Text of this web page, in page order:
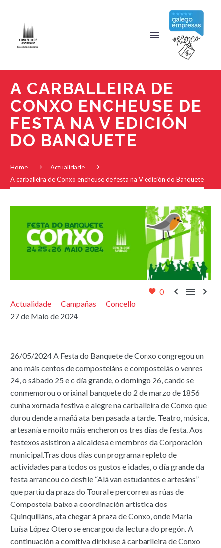
A CARBALLEIRA DE
CONXO ENCHEUSE DE
FESTA NA V EDICIÓN
DO BANQUETE
Home
Actualidade
A carballeira de Conxo encheuse de festa na V edición do Banquete
0   
Actualidade Campañas
Concello
27 de Maio de 2024
26/05/2024 A Festa do Banquete de Conxo congregou un
ano máis centos de composteláns e compostelás o venres
24, o sábado 25 e o día grande, o domingo 26, cando se
conmemorou o orixinal banquete do 2 de marzo de 1856
cunha xornada festiva e alegre na carballeira de Conxo que
durou dende a mañá ata ben pasada a tarde. Teatro, música,
artesanía e moito máis encheron os tres días de festa. Aos
festexos asistiron a alcaldesa e membros da Corporación
municipal.Tras dous días cun programa repleto de
actividades para todos os gustos e idades, o día grande da
festa arrancou co desfile “Alá van estudantes e artesáns”
que partiu da praza do Toural e percorreu as rúas de
Compostela baixo a coordinación artística dos
Quinquilláns, ata chegar á praza de Conxo, onde María
Luísa López Otero se encargou da lectura do pregón. A
continuación a comitiva dirixiuse á carbarlleira de Conxo